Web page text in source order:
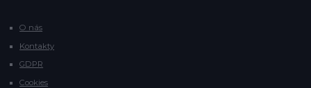
O nás
Kontakty
GDPR
Cookies